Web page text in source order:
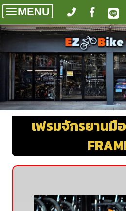
Toggle
navigation
MENU
เฟรมจักรยานมื